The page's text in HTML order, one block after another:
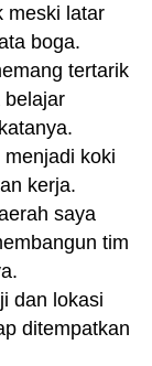
meski latar
boga.
tertarik
belajar
koki
kerja.
saya
tim
dan lokasi
ditempatkan